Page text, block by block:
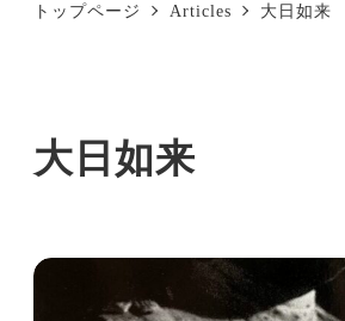
トップページ Articles 大日如来
大日如来